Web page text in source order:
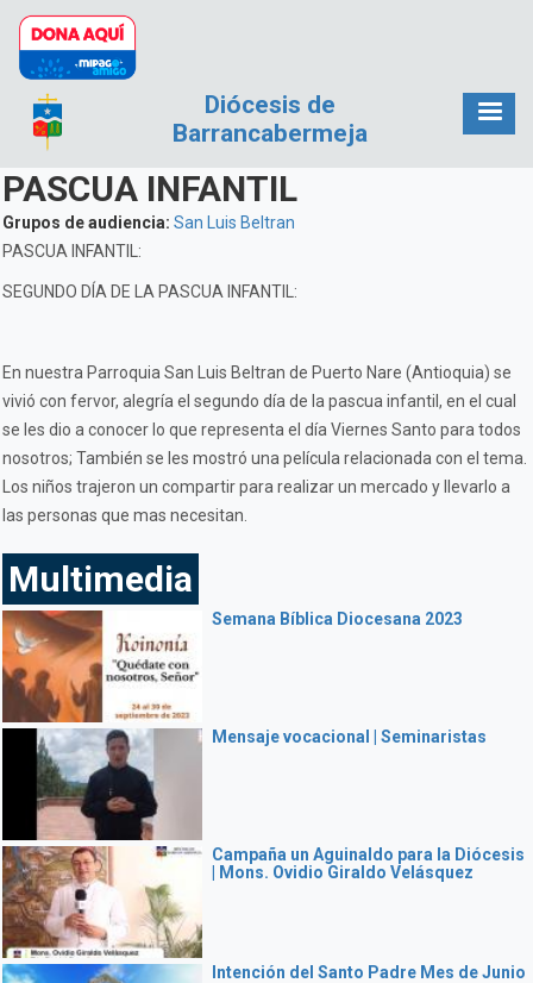
Pasar al contenido principal
Diócesis de
Barrancabermeja
PASCUA INFANTIL
Grupos de audiencia: San Luis Beltran
PASCUA INFANTIL:
SEGUNDO DÍA DE LA PASCUA INFANTIL:
En nuestra Parroquia San Luis Beltran de Puerto Nare (Antioquia) se
vivió con fervor, alegría el segundo día de la pascua infantil, en el cual
se les dio a conocer lo que representa el día Viernes Santo para todos
nosotros; También se les mostró una película relacionada con el tema.
Los niños trajeron un compartir para realizar un mercado y llevarlo a
las personas que mas necesitan.
Multimedia
Semana Bíblica Diocesana 2023
Mensaje vocacional | Seminaristas
Campaña un Aguinaldo para la Diócesis
| Mons. Ovidio Giraldo Velásquez
Intención del Santo Padre Mes de Junio